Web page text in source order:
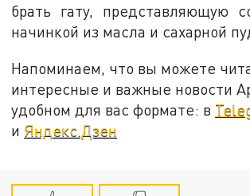
брать гату, представляющую
начинкой из масла и сахарной
Напоминаем, что вы можете
интересные и важные новости
удобном для вас формате: в
и Яндекс.Дзен